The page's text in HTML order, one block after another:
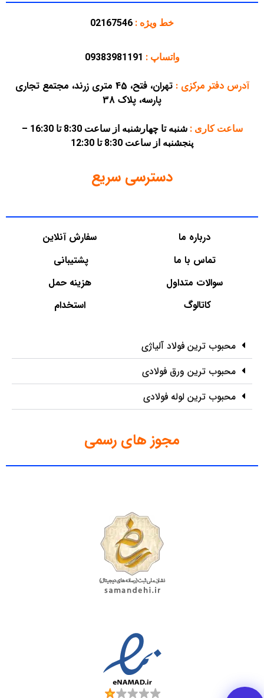
خط ویژه : 02167546
واتساپ : 09383981191
آدرس دفتر مرکزی:
تهران، فتح، 45 متری زرند، مجتمع تجاری
پارسه، پلاک 38
ساعت کاری :
شنبه تا چهارشنبه از ساعت 8:30 تا 16:30 –
پنجشنبه از ساعت 8:30 تا 12:30
دسترسی سریع
درباره ما
تماس با ما
سوالات متداول
کاتالوگ
سفارش آنلاین
پشتیبانی
هزینه حمل
استخدام
محبوب ترین فولاد آلیاژی
محبوب ترین ورق فولادی
محبوب ترین لوله فولادی
مجوز های رسمی